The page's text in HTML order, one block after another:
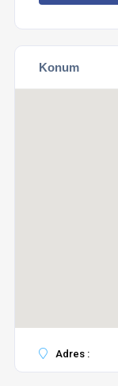
Konum
Adres :